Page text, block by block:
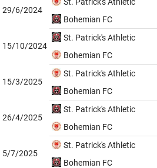
29/6/2024
Bohemian FC
15/10/2024
St. Patrick's Athletic
Bohemian FC
15/3/2025
St. Patrick's Athletic
Bohemian FC
26/4/2025
St. Patrick's Athletic
Bohemian FC
5/7/2025
St. Patrick's Athletic
Bohemian FC